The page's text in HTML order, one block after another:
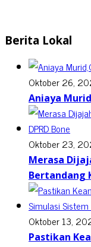
Berita Lokal
Oktober 26,
Aniaya
Oktober 23,
Merasa
Bertandang
Oktober 13,
Pastikan